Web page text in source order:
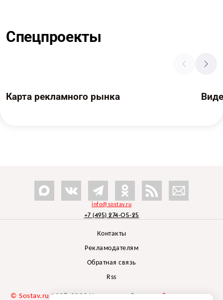
Спецпроекты
Карта рекламного рынка
info@sostav.ru
+7 (495) 274-05-25
Контакты
Рекламодателям
Обратная связь
Rss
© Sostav.ru 1998-2026 Независимый проектбрендингового